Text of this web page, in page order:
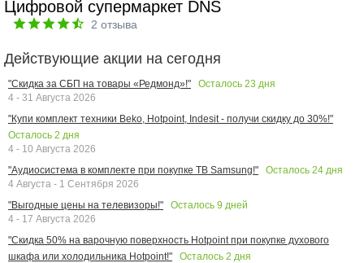
Цифровой супермаркет DNS
2 отзыва
Действующие акции на сегодня
"Скидка за СБП на товары «Редмонд»!" Осталось 23 дня
4 - 31 Августа 2026
"Купи комплект техники Beko, Hotpoint, Indesit - получи скидку до 30%!"
Осталось 2 дня
4 - 10 Августа 2026
"Аудиосистема в комплекте при покупке ТВ Samsung!"
Осталось 24 дня
4 Августа - 1 Сентября 2026
"Выгодные цены на телевизоры!"
Осталось 9 дней
4 - 17 Августа 2026
"Скидка 50% на варочную поверхность Hotpoint при покупке духового
шкафа или холодильника Hotpoint!"
Осталось 2 дня